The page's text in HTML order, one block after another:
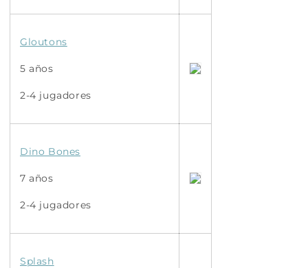
Gloutons
5 años
2-4 jugadores
Dino Bones
7 años
2-4 jugadores
Splash